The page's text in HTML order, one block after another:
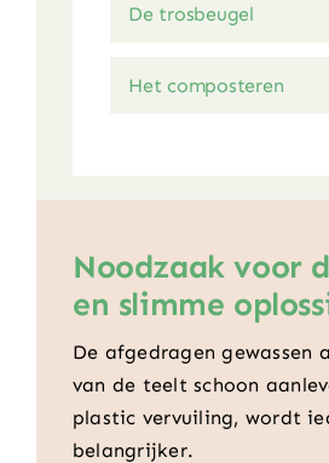
De trosbeugel
Het composteren
Noodzaak voor
en slimme
De afgedragen gewassen
van de teelt schoon
plastic vervuiling, wordt
belangrijker.